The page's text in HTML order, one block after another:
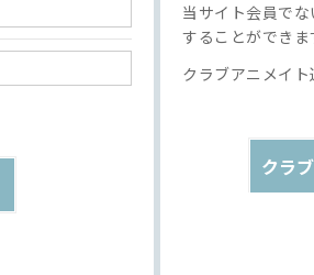
当サイト会員で
することができま
クラブアニメイ
クラ